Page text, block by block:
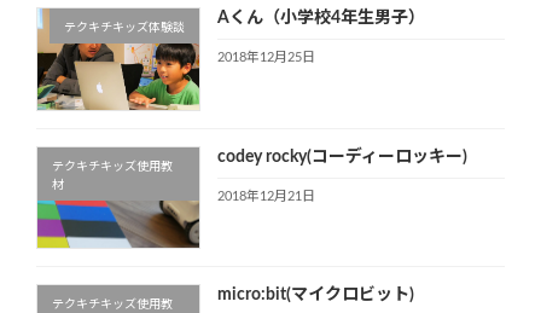
テクキチキッズ体験談
Aくん（小学校4年生男子）
2018年12月25日
テクキチキッズ使用教
材
codey rocky(コーディーロッキー)
2018年12月21日
テクキチキッズ使用教
micro:bit(マイクロビット)